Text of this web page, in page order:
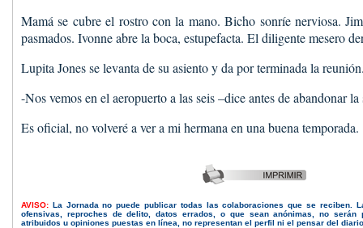
Mamá se cubre el rostro con la mano. Bicho sonríe nerviosa.
pasmados. Ivonne abre la boca, estupefacta. El diligente mesero
Lupita Jones se levanta de su asiento y da por terminada la
-Nos vemos en el aeropuerto a las seis –dice antes de abandonar la
Es oficial, no volveré a ver a mi hermana en una buena temporada.
AVISO: La Jornada no puede publicar todas las colaboraciones que se reciben.
ofensivas, reproches de delito, datos errados, o que sean anónimas, no serán
atribuidos u opiniones puestas en línea, no representan el perfil ni el pensar del